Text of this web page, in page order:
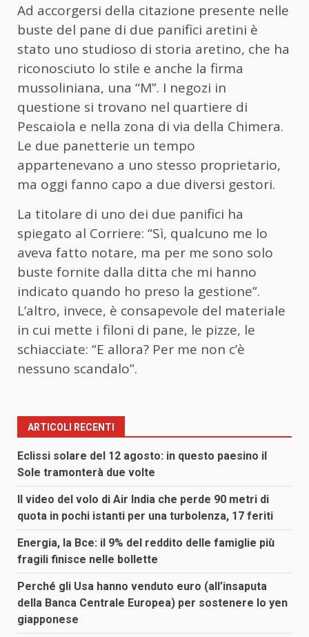
Ad accorgersi della citazione presente nelle
buste del pane di due panifici aretini è
stato uno studioso di storia aretino, che ha
riconosciuto lo stile e anche la firma
mussoliniana, una “M”. I negozi in
questione si trovano nel quartiere di
Pescaiola e nella zona di via della Chimera.
Le due panetterie un tempo
appartenevano a uno stesso proprietario,
ma oggi fanno capo a due diversi gestori.
La titolare di uno dei due panifici ha
spiegato al Corriere: “Sì, qualcuno me lo
aveva fatto notare, ma per me sono solo
buste fornite dalla ditta che mi hanno
indicato quando ho preso la gestione”.
L’altro, invece, è consapevole del materiale
in cui mette i filoni di pane, le pizze, le
schiacciate: “E allora? Per me non c’è
nessuno scandalo”.
ARTICOLI RECENTI
Eclissi solare del 12 agosto: in questo paesino il
Sole tramonterà due volte
Il video del volo di Air India che perde 90 metri di
quota in pochi istanti per una turbolenza, 17 feriti
Energia, la Bce: il 9% del reddito delle famiglie più
fragili finisce nelle bollette
Perché gli Usa hanno venduto euro (all’insaputa
della Banca Centrale Europea) per sostenere lo yen
giapponese